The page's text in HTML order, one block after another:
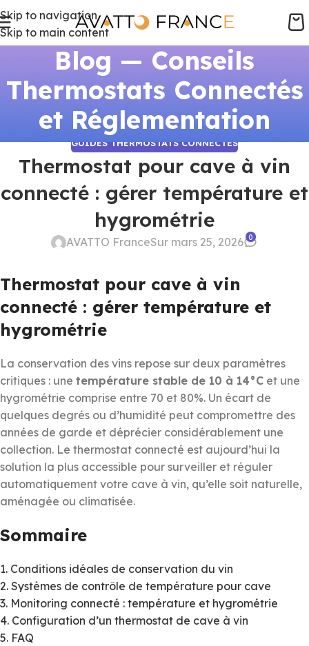
Skip to navigation
Skip to main content
Blog — Conseils
Thermostats Connectés
et Réglementation
GUIDES THERMOSTATS CONNECTÉS
Thermostat pour cave à vin
connecté : gérer température et
hygrométrie
AVATTO FranceSur mars 25, 2026 0
Thermostat pour cave à vin
connecté : gérer température et
hygrométrie
La conservation des vins repose sur deux paramètres
critiques : une température stable de 10 à 14°C et une
hygrométrie comprise entre 70 et 80%. Un écart de
quelques degrés ou d’humidité peut compromettre des
années de garde et déprécier considérablement une
collection. Le thermostat connecté est aujourd’hui la
solution la plus accessible pour surveiller et réguler
automatiquement votre cave à vin, qu’elle soit naturelle,
aménagée ou climatisée.
Sommaire
1. Conditions idéales de conservation du vin
2. Systèmes de contrôle de température pour cave
3. Monitoring connecté : température et hygrométrie
4. Configuration d’un thermostat de cave à vin
5. FAQ